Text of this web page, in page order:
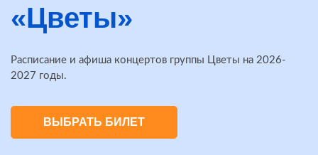
«Цветы»
Расписание и афиша концертов группы Цветы на 2026-
2027 годы.
ВЫБРАТЬ БИЛЕТ